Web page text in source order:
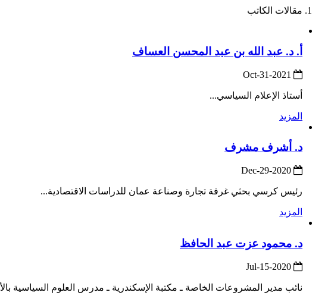
مقالات الكاتب
أ. د. عبد الله بن عبد المحسن العساف
أستاذ الإعلام السياسي...
المزيد
د. أشرف مشرف
رئيس كرسي بحثي غرفة تجارة وصناعة عمان للدراسات الاقتصادية...
المزيد
د. محمود عزت عبد الحافظ
نائب مدير المشروعات الخاصة ـ مكتبة الإسكندرية ـ مدرس العلوم السياسية